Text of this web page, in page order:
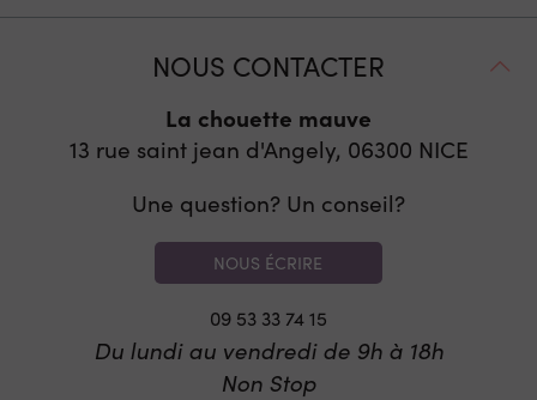
NOUS CONTACTER
La chouette mauve
13 rue saint jean d'Angely, 06300 NICE
Une question? Un conseil?
NOUS ÉCRIRE
09 53 33 74 15
Du lundi au vendredi de 9h à 18h
Non Stop